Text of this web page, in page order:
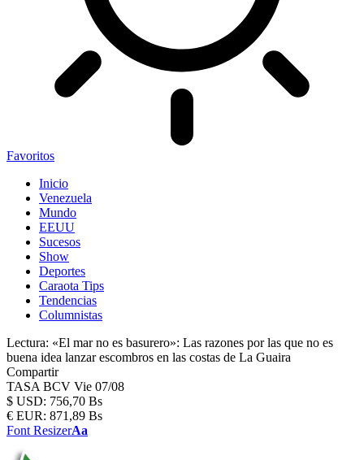
Favoritos
Inicio
Venezuela
Mundo
EEUU
Sucesos
Show
Deportes
Caraota Tips
Tendencias
Columnistas
Lectura: «El mar no es basurero»: Las razones por las que no es
buena idea lanzar escombros en las costas de La Guaira
Compartir
TASA BCV Vie 07/08
$ USD: 756,70 Bs
€ EUR: 871,89 Bs
Font ResizerAa